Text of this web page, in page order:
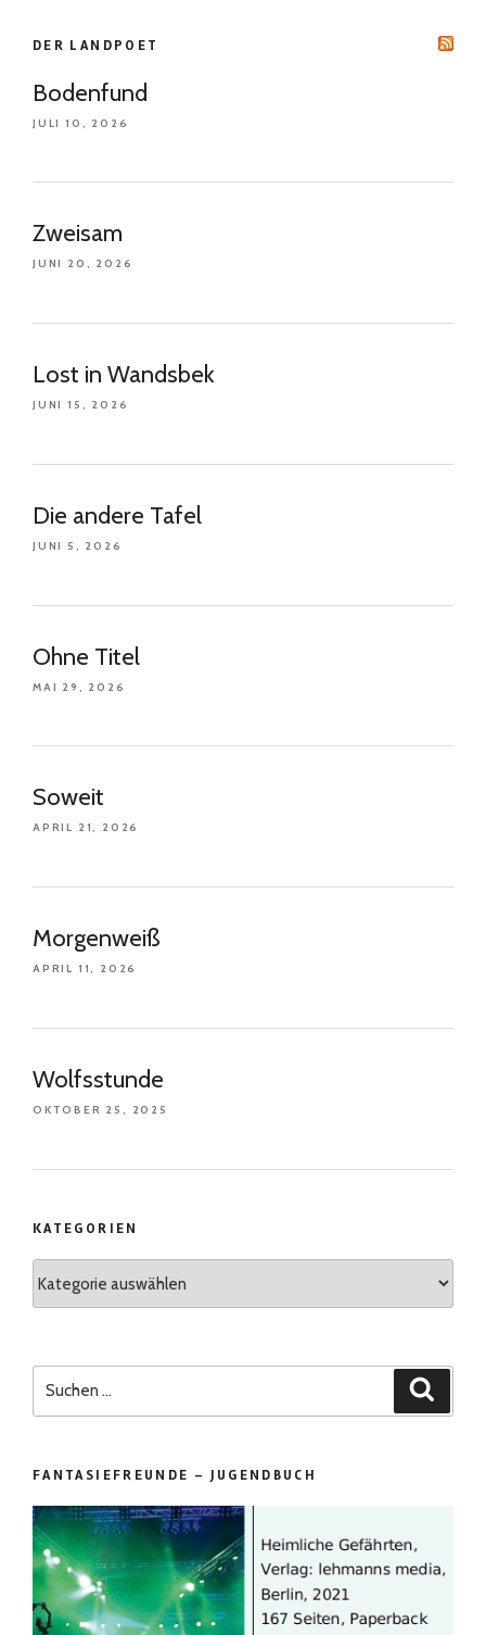
DER LANDPOET
Bodenfund
JULI 10, 2026
Zweisam
JUNI 20, 2026
Lost in Wandsbek
JUNI 15, 2026
Die andere Tafel
JUNI 5, 2026
Ohne Titel
MAI 29, 2026
Soweit
APRIL 21, 2026
Morgenweiß
APRIL 11, 2026
Wolfsstunde
OKTOBER 25, 2025
KATEGORIEN
FANTASIEFREUNDE – JUGENDBUCH